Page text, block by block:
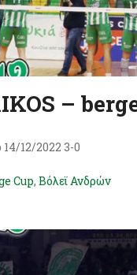
–
12/2022 3-0
Cup, Βόλεϊ Ανδρών